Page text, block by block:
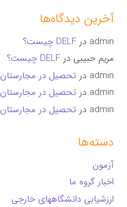
آخرین دیدگاه‌ها
admin درDELF چیست؟
مریم حبیبی درDELF چیست؟
admin در تحصیل در مجارستان
admin در تحصیل در مجارستان
admin در تحصیل در مجارستان
دسته‌ها
آزمون
اخبار گروه ما
ارزشیابی دانشگاههای خارجی